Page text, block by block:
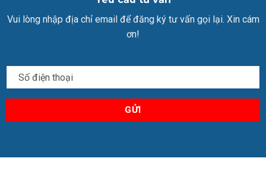
Vui lòng nhập địa chỉ email để đăng ký tư vấn gọi lại. Xin cám
ơn!